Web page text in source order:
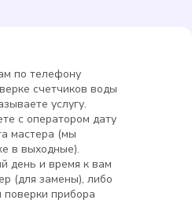
по телефону
счетчиков воды
услугу.
с оператором дату
мастера (мы
в выходные).
день и время к вам
(для замены), либо
поверки прибора